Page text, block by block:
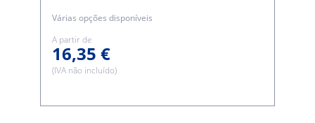
Várias opções disponíveis
A partir de
16,35 €
(IVA não incluído)